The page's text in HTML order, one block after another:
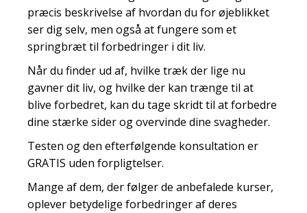
præcis beskrivelse af hvordan du for øjeblikket
ser dig selv, men også at fungere som et
springbræt til forbedringer i dit liv.
Når du finder ud af, hvilke træk der lige nu
gavner dit liv, og hvilke der kan trænge til at
blive forbedret, kan du tage skridt til at forbedre
dine stærke sider og overvinde dine svagheder.
Testen og den efterfølgende konsultation er
GRATIS uden forpligtelser.
Mange af dem, der følger de anbefalede kurser,
oplever betydelige forbedringer af deres